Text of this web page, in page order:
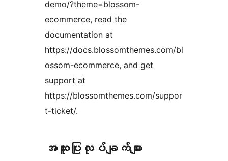
demo/?theme=blossom-
ecommerce, read the
documentation at
https://docs.blossomthemes.com/bl
ossom-ecommerce, and get
support at
https://blossomthemes.com/suppor
t-ticket/.
အ​ထူး​ပြု​လုပ်​ချက်​များ